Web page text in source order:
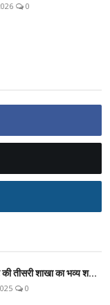
0
की तीसरी शाखा का भव्य श...
0